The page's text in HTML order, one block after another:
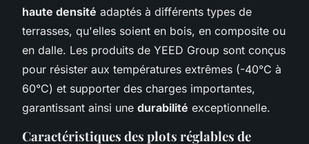
haute densité adaptés à différents types de
terrasses, qu'elles soient en bois, en composite ou
en dalle. Les produits de YEED Group sont conçus
pour résister aux températures extrêmes (-40°C à
60°C) et supporter des charges importantes,
garantissant ainsi une durabilité exceptionnelle.
Caractéristiques des plots réglables de